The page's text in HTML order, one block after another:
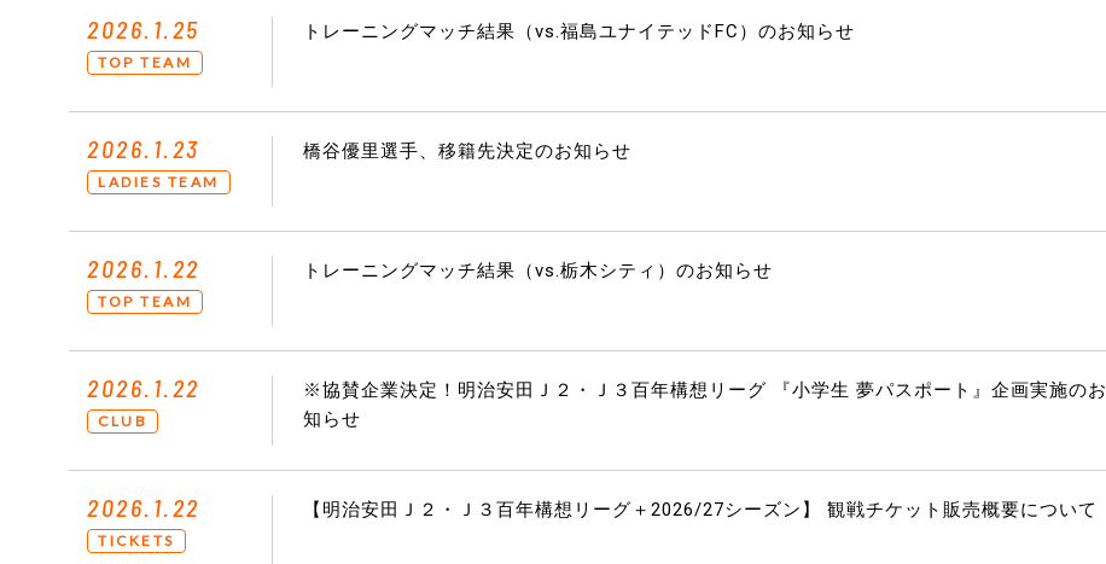
2026.1.25
TOP TEAM
トレーニングマッチ結果（vs.福島ユナイテッドFC）のお知らせ
2026.1.23
LADIES TEAM
橋谷優里選手、移籍先決定のお知らせ
2026.1.22
TOP TEAM
トレーニングマッチ結果（vs.栃木シティ）のお知らせ
2026.1.22
CLUB
※協賛企業決定！明治安田Ｊ２・Ｊ３百年構想リーグ 『小学生 夢パスポート』企画実施のお
知らせ
2026.1.22
TICKETS
【明治安田Ｊ２・Ｊ３百年構想リーグ＋2026/27シーズン】 観戦チケット販売概要について